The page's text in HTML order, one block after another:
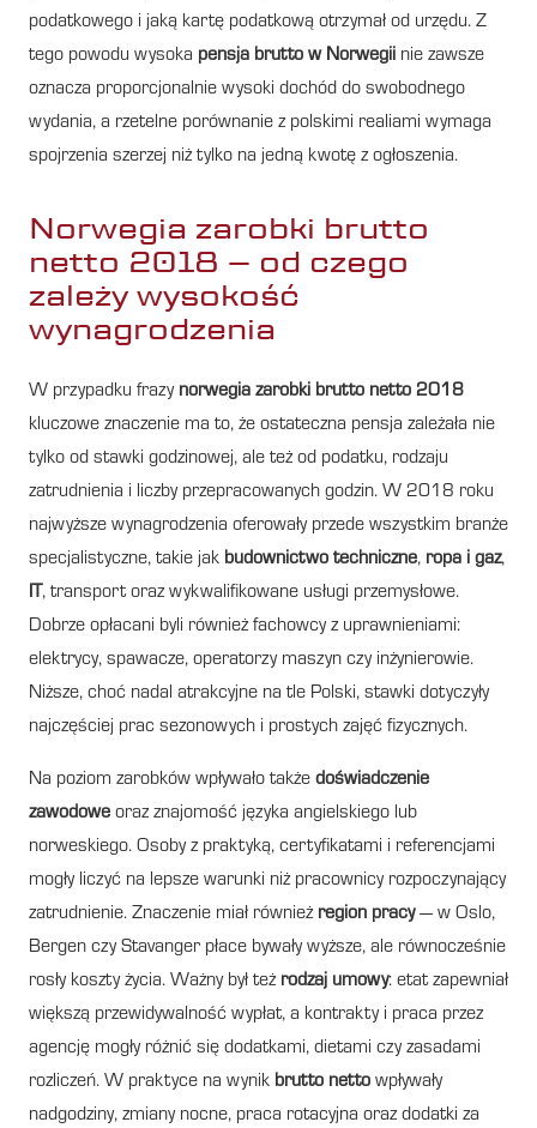
podatkowego i jaką kartę podatkową otrzymał od urzędu. Z
tego powodu wysoka pensja brutto w Norwegii nie zawsze
oznacza proporcjonalnie wysoki dochód do swobodnego
wydania, a rzetelne porównanie z polskimi realiami wymaga
spojrzenia szerzej niż tylko na jedną kwotę z ogłoszenia.
Norwegia zarobki brutto
netto 2018 – od czego
zależy wysokość
wynagrodzenia
W przypadku frazy norwegia zarobki brutto netto 2018
kluczowe znaczenie ma to, że ostateczna pensja zależała nie
tylko od stawki godzinowej, ale też od podatku, rodzaju
zatrudnienia i liczby przepracowanych godzin. W 2018 roku
najwyższe wynagrodzenia oferowały przede wszystkim branże
specjalistyczne, takie jak budownictwo techniczne, ropa i gaz,
IT, transport oraz wykwalifikowane usługi przemysłowe.
Dobrze opłacani byli również fachowcy z uprawnieniami:
elektrycy, spawacze, operatorzy maszyn czy inżynierowie.
Niższe, choć nadal atrakcyjne na tle Polski, stawki dotyczyły
najczęściej prac sezonowych i prostych zajęć fizycznych.
Na poziom zarobków wpływało także doświadczenie
zawodowe oraz znajomość języka angielskiego lub
norweskiego. Osoby z praktyką, certyfikatami i referencjami
mogły liczyć na lepsze warunki niż pracownicy rozpoczynający
zatrudnienie. Znaczenie miał również region pracy— w Oslo,
Bergen czy Stavanger płace bywały wyższe, ale równocześnie
rosły koszty życia. Ważny był też rodzaj umowy: etat zapewniał
większą przewidywalność wypłat, a kontrakty i praca przez
agencję mogły różnić się dodatkami, dietami czy zasadami
rozliczeń. W praktyce na wynik brutto netto wpływały
nadgodziny, zmiany nocne, praca rotacyjna oraz dodatki za